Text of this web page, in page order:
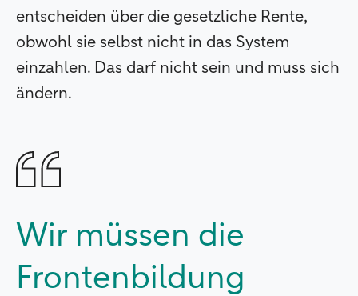
entscheiden über die gesetzliche Rente,
obwohl sie selbst nicht in das System
einzahlen. Das darf nicht sein und muss sich
ändern.
Wir müssen die
Frontenbildung